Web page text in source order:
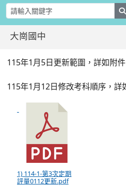
大崗國中
公告本校114學年度
115年1月5日更新範圍，詳如附件
115年1月12日修改考科順序，詳
1) 114-1-第3次定期
評量0112更新.pdf